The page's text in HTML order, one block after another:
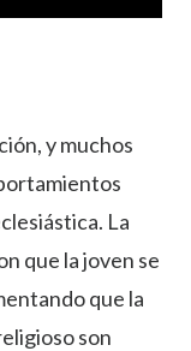
y muchos
La
que la joven se
que la
son